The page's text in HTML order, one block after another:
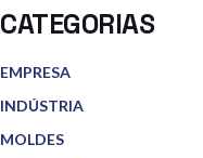
CATEGORIAS
EMPRESA
INDÚSTRIA
MOLDES